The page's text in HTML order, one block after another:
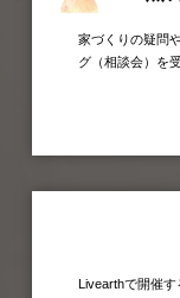
家づくりの疑問
グ（相談会）を
Livearthで開催